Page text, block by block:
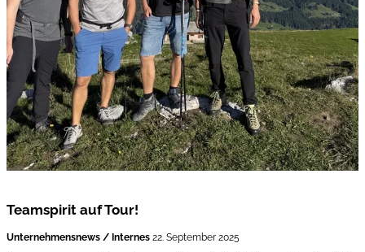
Teamspirit auf Tour!
Unternehmensnews / Internes 22. September 2025